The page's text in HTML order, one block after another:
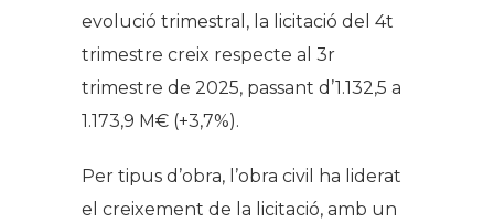
evolució trimestral, la licitació del 4t
trimestre creix respecte al 3r
trimestre de 2025, passant d’1.132,5 a
1.173,9 M€ (+3,7%).
Per tipus d’obra, l’obra civil ha liderat
el creixement de la licitació, amb un